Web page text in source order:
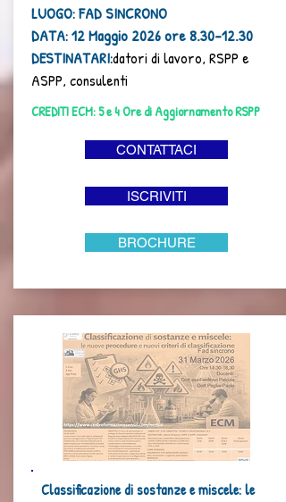
LUOGO: FAD SINCRONO
DATA: 12 Maggio 2026 ore8.30-12.30
DESTINATARI:datori di lavoro, RSPP e
ASPP, consulenti
CREDITI ECM: 5 e 4 Ore di Aggiornamento RSPP
CONTATTACI
ISCRIVITI
BROCHURE
Classificazione di sostanze e miscele: le